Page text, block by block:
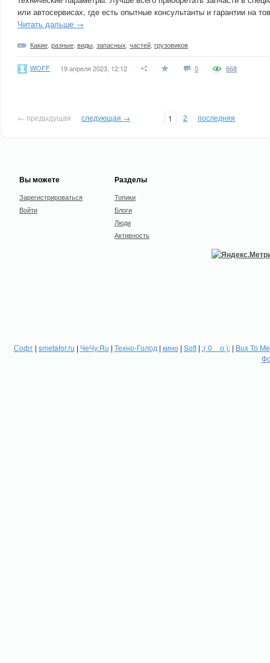
или автосервисах, где есть опытные консультанты и гарантии на
Читать дальше →
Какие разные виды запасных частей грузовиков
WOFF 19 апреля 2023, 12:12 0 668
← предыдущая следующая → 1 2 последняя
Вы можете
Зарегистрироваться
Войти
Разделы
Топики
Блоги
Люди
Активность
Софт| smetafor.ru | ЧеЧу.Ru | Техно-Голод | кино| Soft| :( 0 _ о ):| Bux To Me